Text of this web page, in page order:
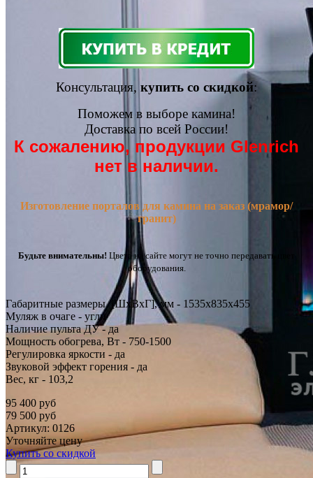
Консультация, купить со скидкой:
Поможем в выборе камина!
Доставка по всей России!
К сожалению, продукции Glenrich
нет в наличии.
Изготовление порталов для камина на заказ (мрамор/
гранит)
Будьте внимательны! Цвета на сайте могут не точно передавать цвет
оборудования.
Габаритные размеры [ШxВxГ], мм - 1535x835x455
Муляж в очаге - угли
Наличие пульта ДУ - да
Мощность обогрева, Вт - 750-1500
Регулировка яркости - да
Звуковой эффект горения - да
Вес, кг - 103,2
95 400 руб
79 500 руб
Артикул: 0126
Уточняйте цену
Купить со скидкой